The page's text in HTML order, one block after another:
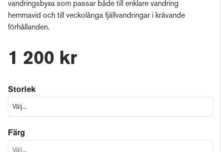
vandringsbyxa som passar både till enklare vandring
hemmavid och till veckolånga fjällvandringar i krävande
förhållanden.
1 200 kr
Storlek
Färg